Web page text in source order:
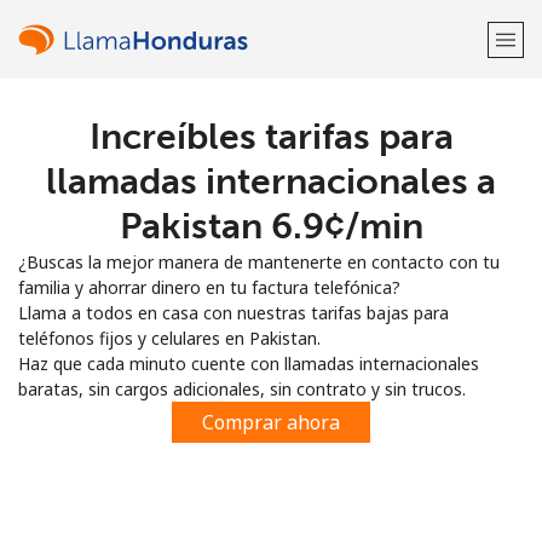
¡Bienvenido!
Regístrate con
o
Increíbles tarifas para
llamadas internacionales a
Pakistan ⁦6.9¢⁩/min
¿Buscas la mejor manera de mantenerte en contacto con tu
familia y ahorrar dinero en tu factura telefónica?
Llama a todos en casa con nuestras tarifas bajas para
teléfonos fijos y celulares en Pakistan.
Haz que cada minuto cuente con llamadas internacionales
baratas, sin cargos adicionales, sin contrato y sin trucos.
Comprar ahora